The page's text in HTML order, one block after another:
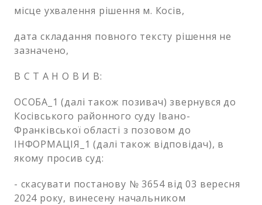
місце ухвалення рішення м. Косів,
дата складання повного тексту рішення не
зазначено,
В С Т А Н О В И В:
ОСОБА_1 (далі також позивач) звернувся до
Косівського районного суду Івано-
Франківської області з позовом до
ІНФОРМАЦІЯ_1 (далі також відповідач), в
якому просив суд:
- скасувати постанову № 3654 від 03 вересня
2024 року, винесену начальником